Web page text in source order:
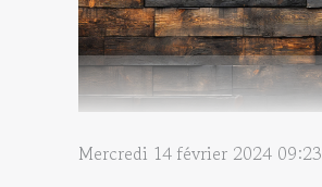
Mercredi 14 février 2024 09:23